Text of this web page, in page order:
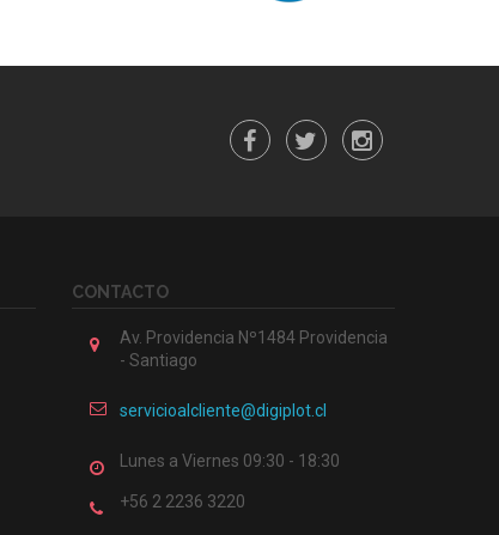
CONTACTO
Av. Providencia Nº1484 Providencia
- Santiago
servicioalcliente@digiplot.cl
Lunes a Viernes 09:30 - 18:30
+56 2 2236 3220